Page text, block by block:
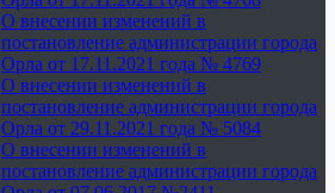
О внесении изменений в
постановление администрации города
Орла от 17.11.2021 года № 4769
О внесении изменений в
постановление администрации города
Орла от 29.11.2021 года № 5084
О внесении изменений в
постановление администрации города